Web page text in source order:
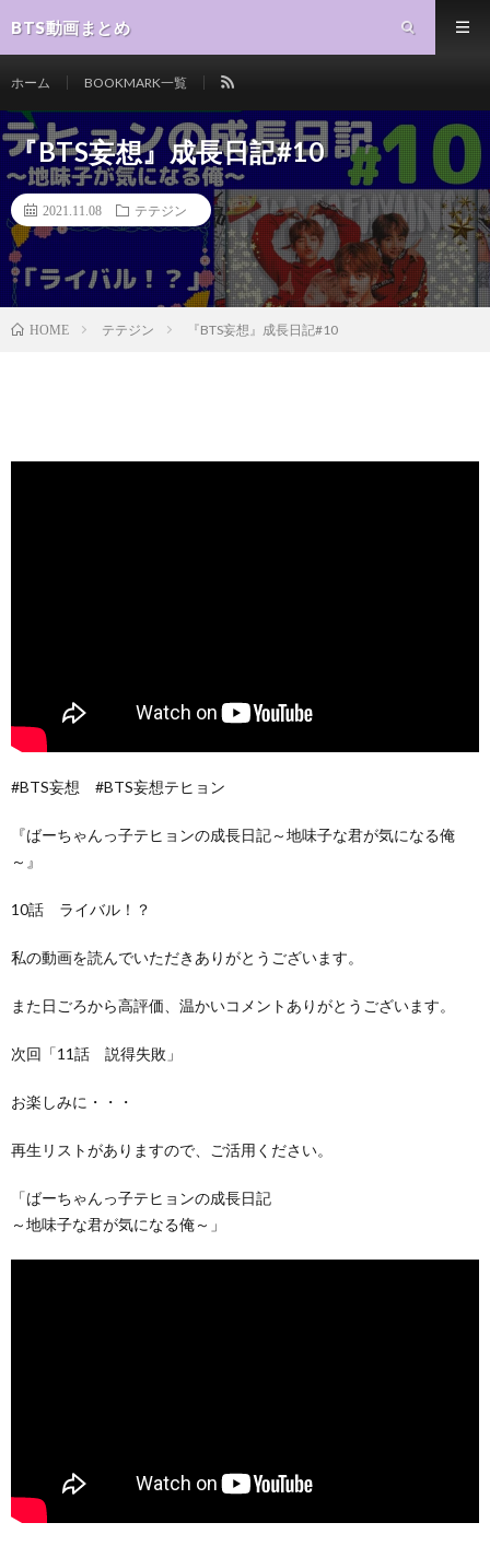
BTS動画まとめ
ホーム BOOKMARK一覧
『BTS妄想』成長日記#10
2021.11.08 テテジン
HOME テテジン 『BTS妄想』成長日記#10
#BTS妄想 #BTS妄想テヒョン
『ばーちゃんっ子テヒョンの成長日記～地味子な君が気になる俺
～』
10話 ライバル！？
私の動画を読んでいただきありがとうございます。
また日ごろから高評価、温かいコメントありがとうございます。
次回「11話 説得失敗」
お楽しみに・・・
再生リストがありますので、ご活用ください。
「ばーちゃんっ子テヒョンの成長日記
～地味子な君が気になる俺～」